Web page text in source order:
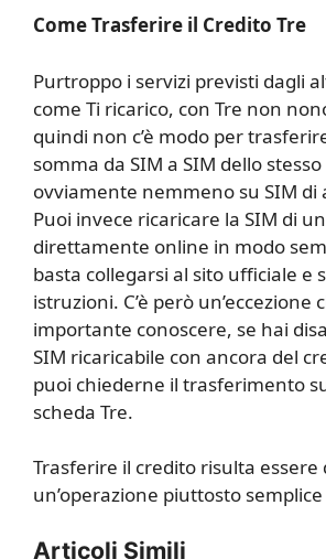
Come Trasferire il Credito Tre
Purtroppo i servizi previsti dagli
come Ti ricarico, con Tre non
quindi non c’è modo per
somma da SIM a SIM dello
ovviamente nemmeno su SIM di
Puoi invece ricaricare la SIM di
direttamente online in modo
basta collegarsi al sito ufficiale e
istruzioni. C’è però un’eccezione
importante conoscere, se hai
SIM ricaricabile con ancora del
puoi chiederne il trasferimento
scheda Tre.
Trasferire il credito risulta essere
un’operazione piuttosto
Articoli Simili